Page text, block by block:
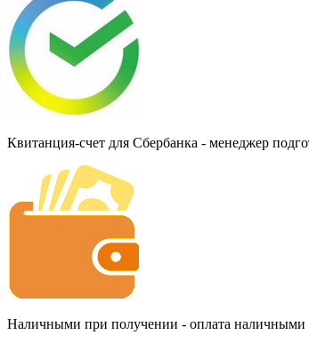
Квитанция-счет для Сбербанка - менеджер
Наличными при получении - оплата наличными